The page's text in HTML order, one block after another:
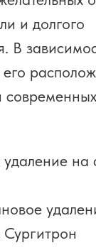
и метода
в курсе